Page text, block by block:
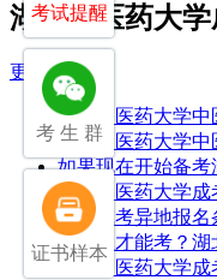
湖北中医药大
更多
湖北中医药大学中
湖北中医药大学中
如果现在开始备考
湖北中医药大学
湖北成考异地报名
医学生才能考？湖
湖北中医药大学
考试提醒
考 生 群
证书样本